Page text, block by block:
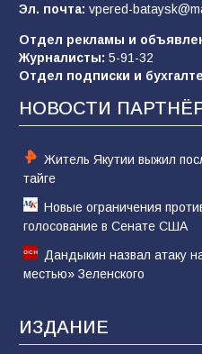
83 02.08.2026
Командовал боем до
60 05.08.2026
Эл. почта: vpered-
Отдел рекламы и
Журналисты: 5-91-32
Отдел подписки и
НОВОСТИ
Житель Якутии выжил
тайге
Новые ограничения
голосование в Сенате США
Дандыкин назвал атаку
местью» Зеленского
ИЗДАНИЕ